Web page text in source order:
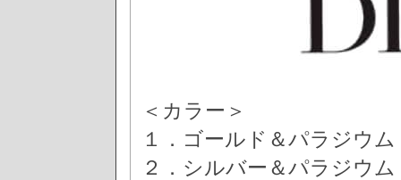
＜カラー＞
１．ゴールド＆パラジウム
２．シルバー＆パラジウム